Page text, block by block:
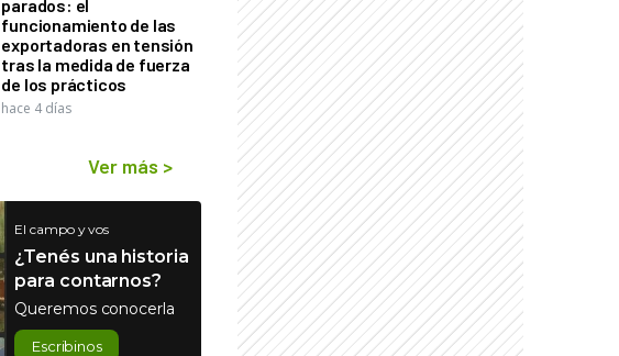
parados: el
funcionamiento de las
exportadoras en tensión
tras la medida de fuerza
de los prácticos
hace 4 días
Ver más >
El campo y vos
¿Tenés una historia
para contarnos?
Queremos conocerla
Escribinos